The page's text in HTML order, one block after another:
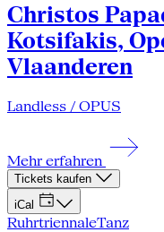
Christos
Kotsifakis,
Vlaanderen
Landless / OPUS
Mehr erfahren
Tickets kaufen
iCal
RuhrtriennaleTanz